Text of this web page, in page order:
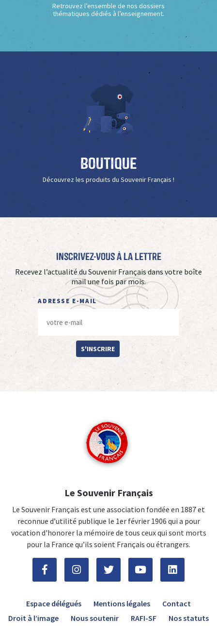
Retrouvez l’ensemble de nos dossiers
thématiques dédiés à l’enseignement.
Boutique
Découvrez les produits du Souvenir Français !
Inscrivez-vous à La Lettre
Recevez l’actualité du Souvenir Français dans votre boîte
mail une fois par mois.
ADRESSE E-MAIL
S'INSCRIRE
Le Souvenir Français
Le Souvenir Français est une association fondée en 1887 et
reconnue d’utilité publique le 1er février 1906 qui a pour
vocation d'honorer la mémoire de tous ceux qui sont morts
pour la France qu’ils soient Français ou étrangers.
Espace délégués Mentions légales
Contact
Droit à l’image
Nous soutenir RAFI-SF Nos statuts